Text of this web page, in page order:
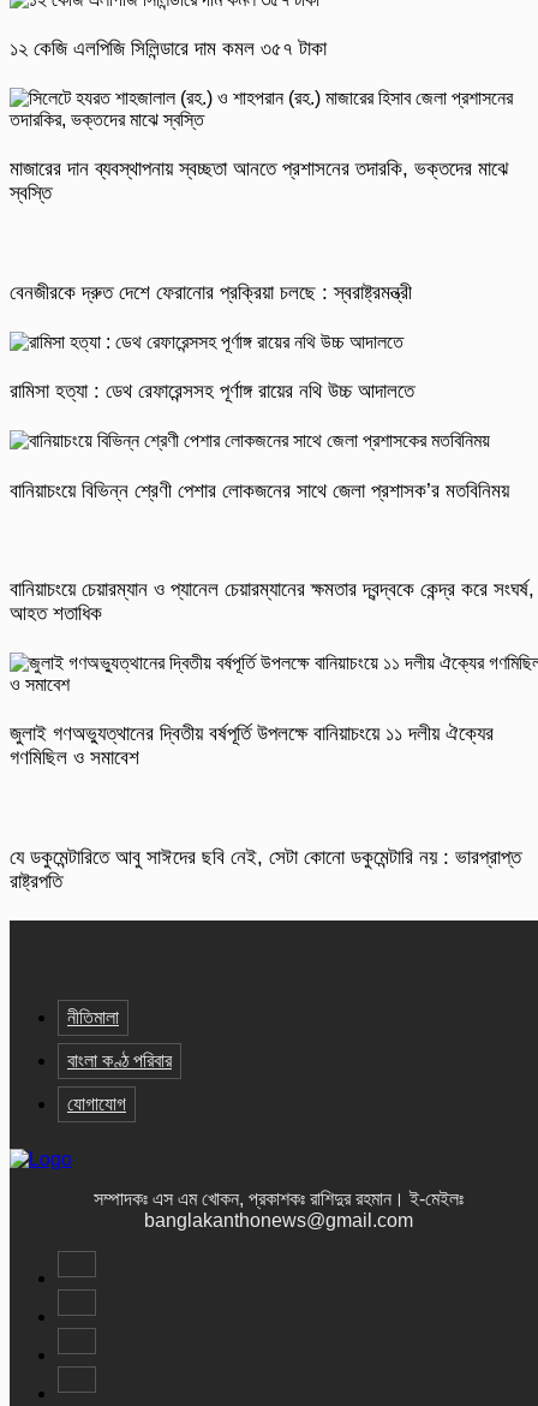
১২ কেজি এলপিজি সিলিন্ডারে দাম কমল ৩৫৭ টাকা
মাজারের দান ব্যবস্থাপনায় স্বচ্ছতা আনতে প্রশাসনের তদারকি, ভক্তদের মাঝে
স্বস্তি
বেনজীরকে দ্রুত দেশে ফেরানোর প্রক্রিয়া চলছে : স্বরাষ্ট্রমন্ত্রী
রামিসা হত্যা : ডেথ রেফারেন্সসহ পূর্ণাঙ্গ রায়ের নথি উচ্চ আদালতে
বানিয়াচংয়ে বিভিন্ন শ্রেণী পেশার লোকজনের সাথে জেলা প্রশাসক’র মতবিনিময়
বানিয়াচংয়ে চেয়ারম্যান ও প্যানেল চেয়ারম্যানের ক্ষমতার দ্বন্দ্বকে কেন্দ্র করে সংঘর্ষ,
আহত শতাধিক
জুলাই গণঅভ্যুত্থানের দ্বিতীয় বর্ষপূর্তি উপলক্ষে বানিয়াচংয়ে ১১ দলীয় ঐক্যের
গণমিছিল ও সমাবেশ
যে ডকুমেন্টারিতে আবু সাঈদের ছবি নেই, সেটা কোনো ডকুমেন্টারি নয় : ভারপ্রাপ্ত
রাষ্ট্রপতি
নীতিমালা
বাংলা কণ্ঠ পরিবার
যোগাযোগ
সম্পাদকঃ এস এম খোকন, প্রকাশকঃ রাশিদুর রহমান । ই-মেইলঃ
banglakanthonews@gmail.com